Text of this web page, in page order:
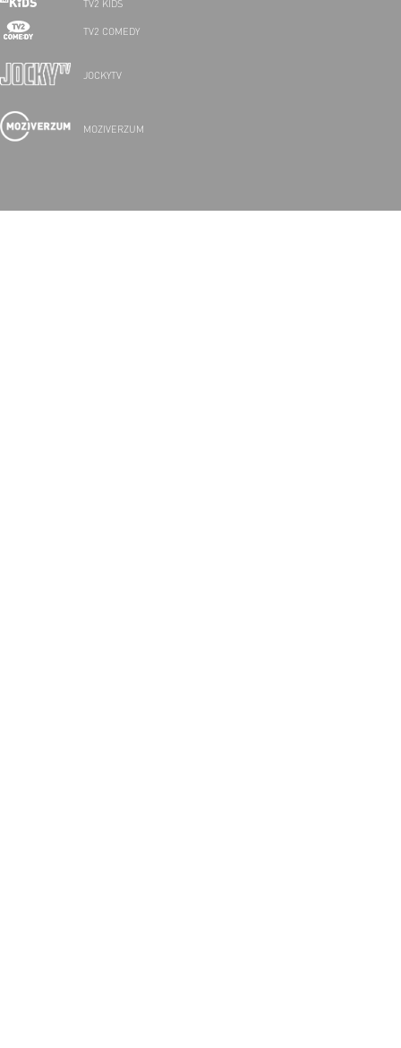
TV2 KIDS
TV2 COMEDY
JOCKYTV
MOZIVERZUM